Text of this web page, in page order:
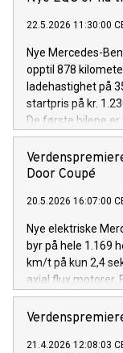
22.5.2026 11:30:00
Nye Mercedes-
opptil 878
ladehastighet på
startpris på kr.
De første bilene er
Door Coupé
20.5.2026 16:07:00
Nye elektriske
byr på hele 1.169
km/t på kun 2,4
axial flux motorer,
opplevelse. De
årsskiftet.
21.4.2026 12:08:03